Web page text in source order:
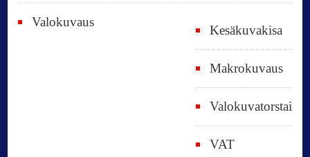
Valokuvaus
Kesäkuvakisa
Makrokuvaus
Valokuvatorstai
VAT